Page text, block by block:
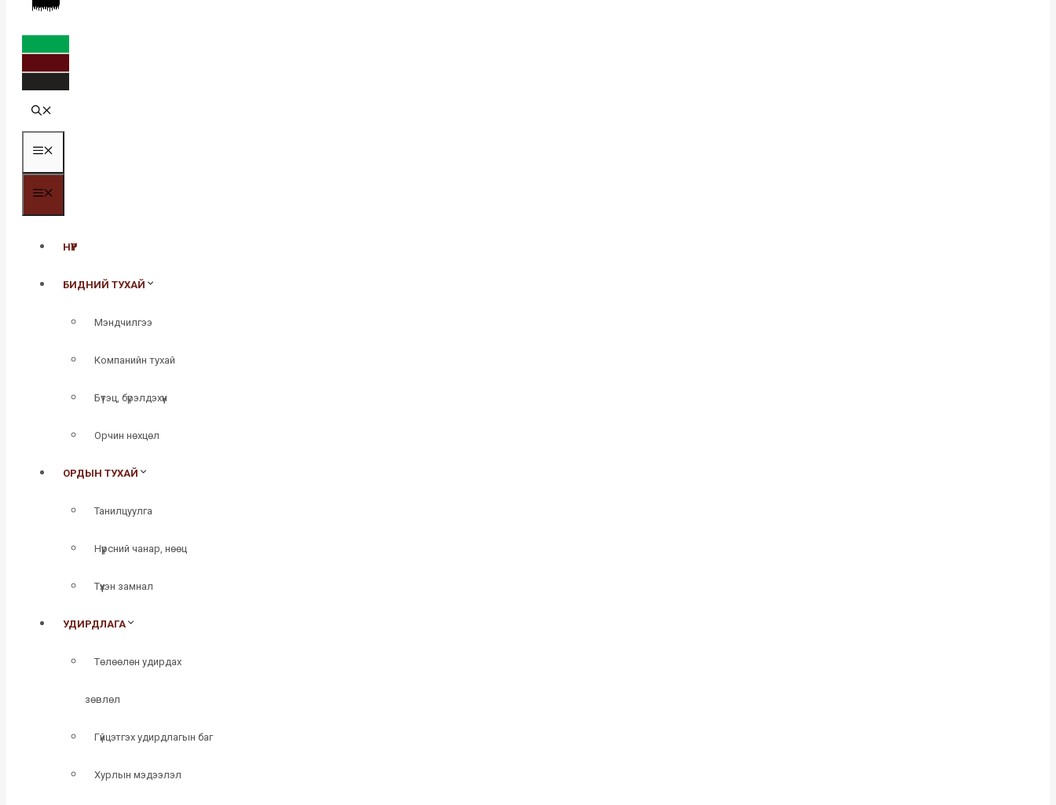
НҮҮР
БИДНИЙ ТУХАЙ
Мэндчилгээ
Компанийн тухай
Бүтэц, бүрэлдэхүүн
Орчин нөхцөл
ОРДЫН ТУХАЙ
Танилцуулга
Нүүрсний чанар, нөөц
Түүхэн замнал
УДИРДЛАГА
Төлөөлөн удирдах
зөвлөл
Гүйцэтгэх удирдлагын баг
Хурлын мэдээлэл